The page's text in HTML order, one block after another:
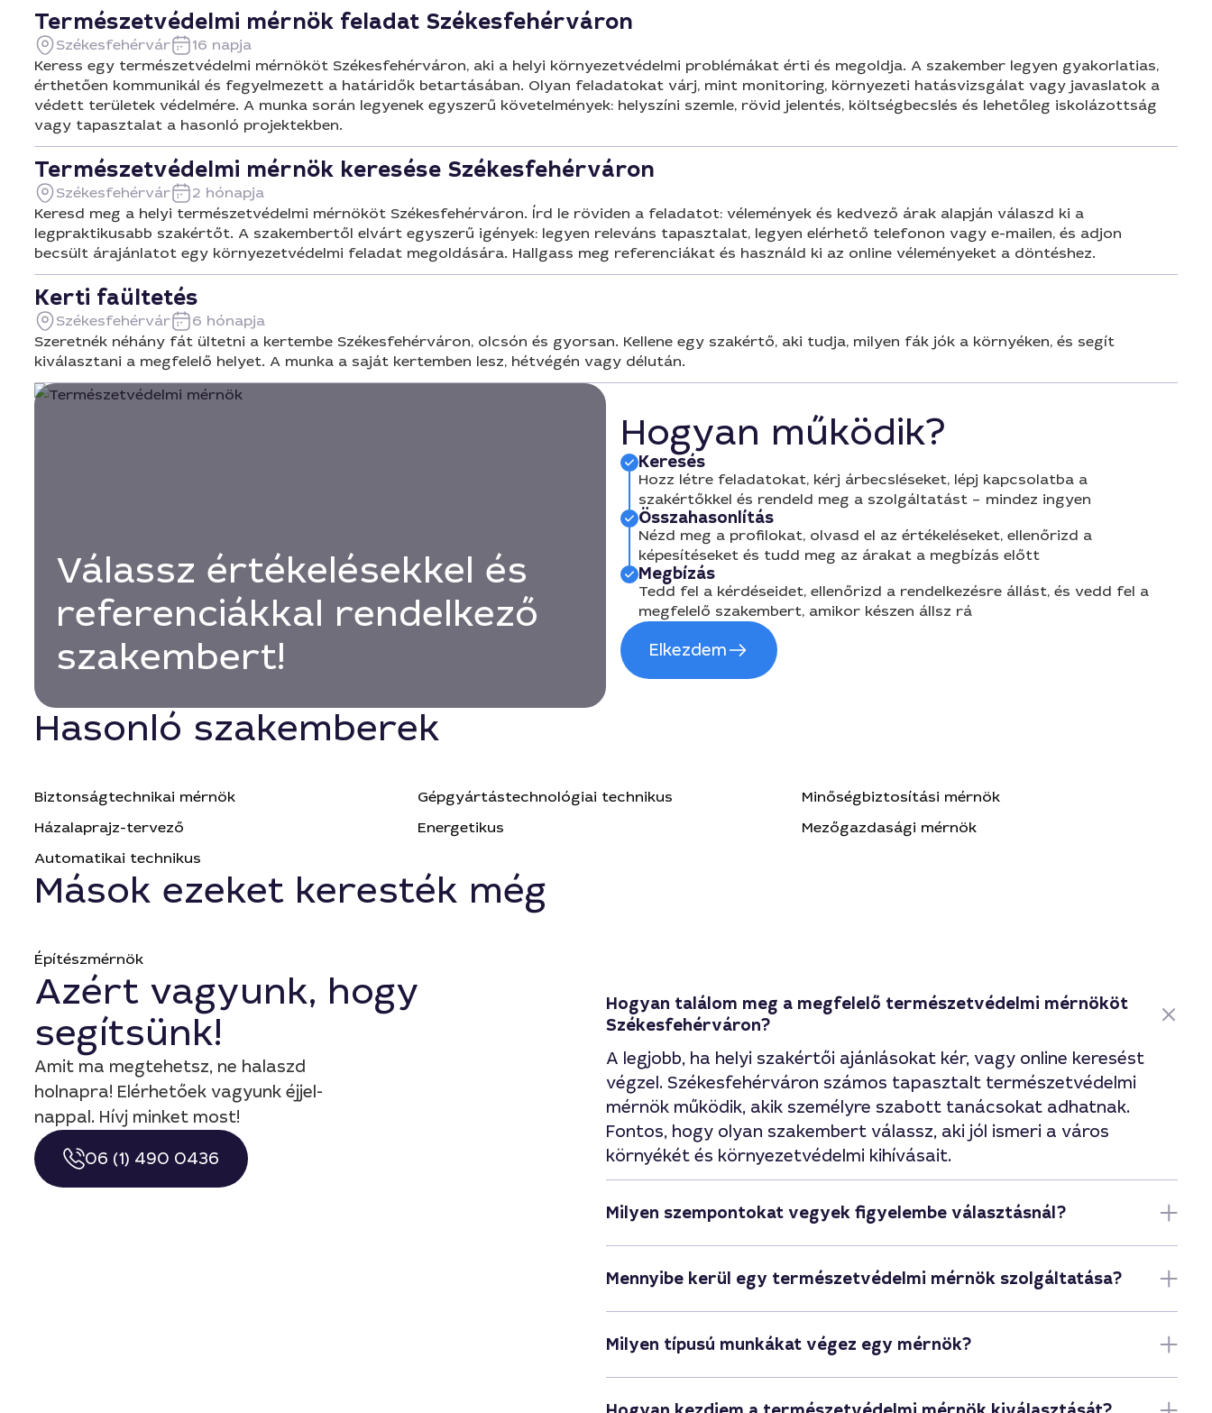
Természetvédelmi mérnök feladat Székesfehérváron
Székesfehérvár
16 napja
Keress egy természetvédelmi mérnököt Székesfehérváron, aki a helyi környezetvédelmi problémákat érti és megoldja. A szakember legyen gyakorlatias,
érthetően kommunikál és fegyelmezett a határidők betartásában. Olyan feladatokat várj, mint monitoring, környezeti hatásvizsgálat vagy javaslatok a
védett területek védelmére. A munka során legyenek egyszerű követelmények: helyszíni szemle, rövid jelentés, költségbecslés és lehetőleg iskolázottság
vagy tapasztalat a hasonló projektekben.
Természetvédelmi mérnök keresése Székesfehérváron
Székesfehérvár
2 hónapja
Keresd meg a helyi természetvédelmi mérnököt Székesfehérváron. Írd le röviden a feladatot: vélemények és kedvező árak alapján válaszd ki a
legpraktikusabb szakértőt. A szakembertől elvárt egyszerű igények: legyen releváns tapasztalat, legyen elérhető telefonon vagy e-mailen, és adjon
becsült árajánlatot egy környezetvédelmi feladat megoldására. Hallgass meg referenciákat és használd ki az online véleményeket a döntéshez.
Kerti faültetés
Székesfehérvár
6 hónapja
Szeretnék néhány fát ültetni a kertembe Székesfehérváron, olcsón és gyorsan. Kellene egy szakértő, aki tudja, milyen fák jók a környéken, és segít
kiválasztani a megfelelő helyet. A munka a saját kertemben lesz, hétvégén vagy délután.
Válassz értékelésekkel és
referenciákkal rendelkező
szakembert!
Hogyan működik?
Keresés
Hozz létre feladatokat, kérj árbecsléseket, lépj kapcsolatba a
szakértőkkel és rendeld meg a szolgáltatást – mindez ingyen
Összahasonlítás
Nézd meg a profilokat, olvasd el az értékeléseket, ellenőrizd a
képesítéseket és tudd meg az árakat a megbízás előtt
Megbízás
Tedd fel a kérdéseidet, ellenőrizd a rendelkezésre állást, és vedd fel a
megfelelő szakembert, amikor készen állsz rá
Elkezdem
Hasonló szakemberek
Biztonságtechnikai mérnök Gépgyártástechnológiai technikus
Minőségbiztosítási mérnök
Házalaprajz-tervező
Energetikus
Mezőgazdasági mérnök
Automatikai technikus
Mások ezeket keresték még
Építészmérnök
Azért vagyunk, hogy
segítsünk!
Amit ma megtehetsz, ne halaszd
holnapra! Elérhetőek vagyunk éjjel-
nappal. Hívj minket most!
06 (1) 490 0436
Hogyan találom meg a megfelelő természetvédelmi mérnököt
Székesfehérváron?
A legjobb, ha helyi szakértői ajánlásokat kér, vagy online keresést
végzel. Székesfehérváron számos tapasztalt természetvédelmi
mérnök működik, akik személyre szabott tanácsokat adhatnak.
Fontos, hogy olyan szakembert válassz, aki jól ismeri a város
környékét és környezetvédelmi kihívásait.
Milyen szempontokat vegyek figyelembe választásnál?
Mennyibe kerül egy természetvédelmi mérnök szolgáltatása?
Milyen típusú munkákat végez egy mérnök?